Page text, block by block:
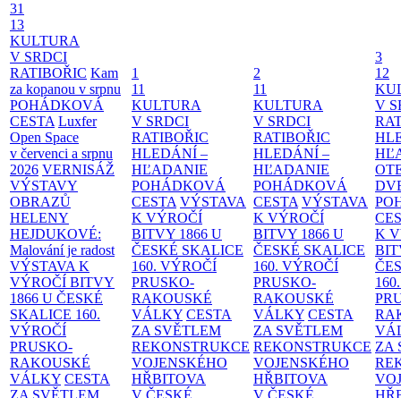
31
13
KULTURA
V SRDCI
RATIBOŘIC Kam
za kopanou v srpnu
POHÁDKOVÁ
CESTA Luxfer
Open Space
v červenci a srpnu
2026 VERNISÁŽ
VÝSTAVY
OBRAZŮ
HELENY
HEJDUKOVÉ:
Malování je radost
VÝSTAVA K
VÝROČÍ BITVY
1866 U ČESKÉ
SKALICE 160.
VÝROČÍ
PRUSKO-
RAKOUSKÉ
VÁLKY CESTA
1
11
KULTURA
V SRDCI
RATIBOŘIC
HLEDÁNÍ –
HĽADANIE
POHÁDKOVÁ
CESTA VÝSTAVA
K VÝROČÍ
BITVY 1866 U
ČESKÉ SKALICE
160. VÝROČÍ
PRUSKO-
RAKOUSKÉ
VÁLKY CESTA
ZA SVĚTLEM
REKONSTRUKCE
VOJENSKÉHO
HŘBITOVA
2
11
KULTURA
V SRDCI
RATIBOŘIC
HLEDÁNÍ –
HĽADANIE
POHÁDKOVÁ
CESTA VÝSTAVA
K VÝROČÍ
BITVY 1866 U
ČESKÉ SKALICE
160. VÝROČÍ
PRUSKO-
RAKOUSKÉ
VÁLKY CESTA
ZA SVĚTLEM
REKONSTRUKCE
VOJENSKÉHO
HŘBITOVA
3
12
V
K
ZA